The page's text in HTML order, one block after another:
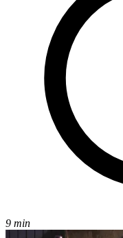
9 min